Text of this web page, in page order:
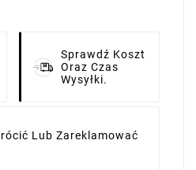
Sprawdź Koszt
Oraz Czas
Wysyłki.
Lub Zareklamować